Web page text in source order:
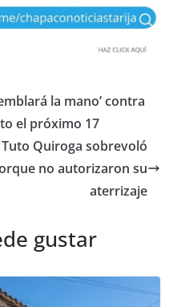
la mano’ contra
el próximo 17
Quiroga sobrevoló
no autorizaron su
aterrizaje
gustar